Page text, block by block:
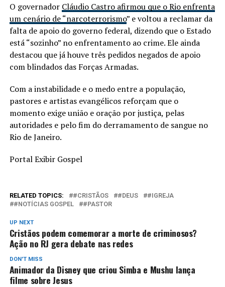
O governador Cláudio Castro afirmou que o Rio enfrenta
um cenário de “narcoterrorismo” e voltou a reclamar da
falta de apoio do governo federal, dizendo que o Estado
está “sozinho” no enfrentamento ao crime. Ele ainda
destacou que já houve três pedidos negados de apoio
com blindados das Forças Armadas.
Com a instabilidade e o medo entre a população,
pastores e artistas evangélicos reforçam que o
momento exige união e oração por justiça, pelas
autoridades e pelo fim do derramamento de sangue no
Rio de Janeiro.
Portal Exibir Gospel
RELATED TOPICS: #CRISTÃOS #DEUS
#IGREJA
#NOTÍCIAS GOSPEL
#PASTOR
UP NEXT
Cristãos podem comemorar a morte de criminosos?
Ação no RJ gera debate nas redes
DON'T MISS
Animador da Disney que criou Simba e Mushu lança
filme sobre Jesus